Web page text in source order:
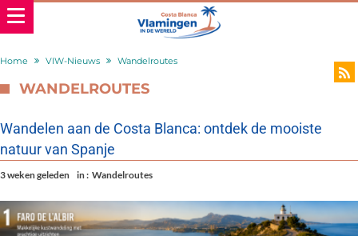
Home VIW-Nieuws Wandelroutes
WANDELROUTES
Wandelen aan de Costa Blanca: ontdek de mooiste
natuur van Spanje
3 weken geleden in : Wandelroutes